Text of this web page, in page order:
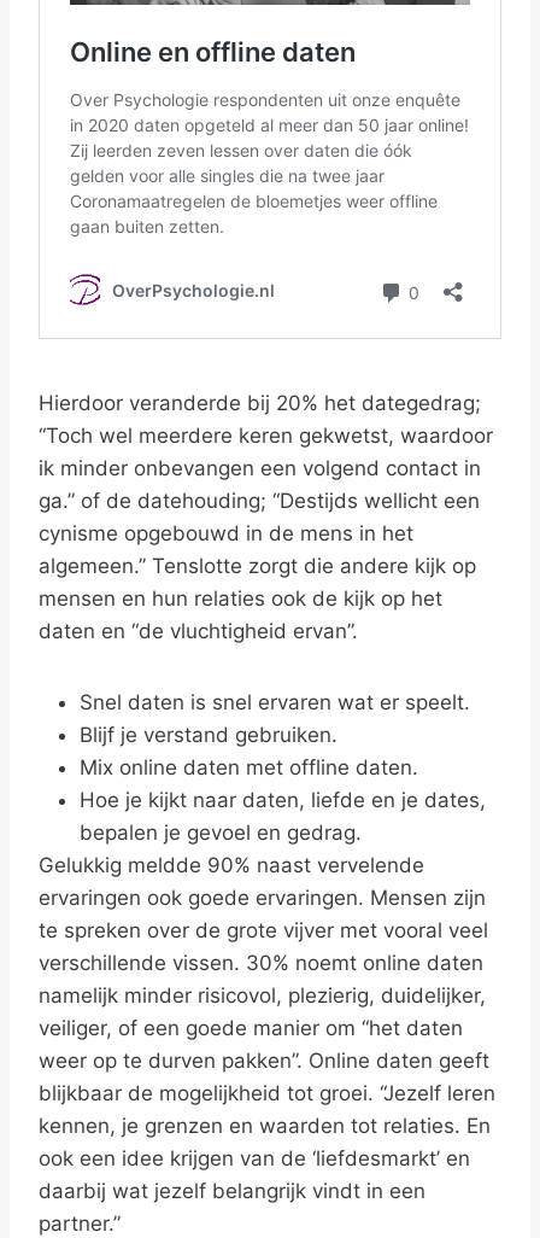
Hierdoor veranderde bij 20% het dategedrag;
“Toch wel meerdere keren gekwetst, waardoor
ik minder onbevangen een volgend contact in
ga.” of de datehouding; “Destijds wellicht een
cynisme opgebouwd in de mens in het
algemeen.” Tenslotte zorgt die andere kijk op
mensen en hun relaties ook de kijk op het
daten en “de vluchtigheid ervan”.
Snel daten is snel ervaren wat er speelt.
Blijf je verstand gebruiken.
Mix online daten met offline daten.
Hoe je kijkt naar daten, liefde en je dates,
bepalen je gevoel en gedrag.
Gelukkig meldde 90% naast vervelende
ervaringen ook goede ervaringen. Mensen zijn
te spreken over de grote vijver met vooral veel
verschillende vissen. 30% noemt online daten
namelijk minder risicovol, plezierig, duidelijker,
veiliger, of een goede manier om “het daten
weer op te durven pakken”. Online daten geeft
blijkbaar de mogelijkheid tot groei. “Jezelf leren
kennen, je grenzen en waarden tot relaties. En
ook een idee krijgen van de ‘liefdesmarkt’ en
daarbij wat jezelf belangrijk vindt in een
partner.”